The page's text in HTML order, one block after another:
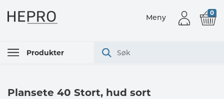
Produkter
Meny
0
Plansete 40 Stort, hud sort